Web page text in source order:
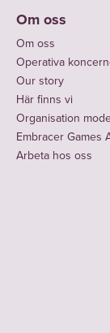
e
s
e
/
m
a
n
equity-
backade
företag
på
global
nivå
och
har
e
s
t
y
r
e
l
s
är
även
för
Women
in
Games
utveckling.
Pågående
uppdrag
av
relevans:
Lee
Guinchard
Om oss
Om oss
Operativa
Our story
Här finns vi
Organisation
Embracer Games
Arbeta hos oss